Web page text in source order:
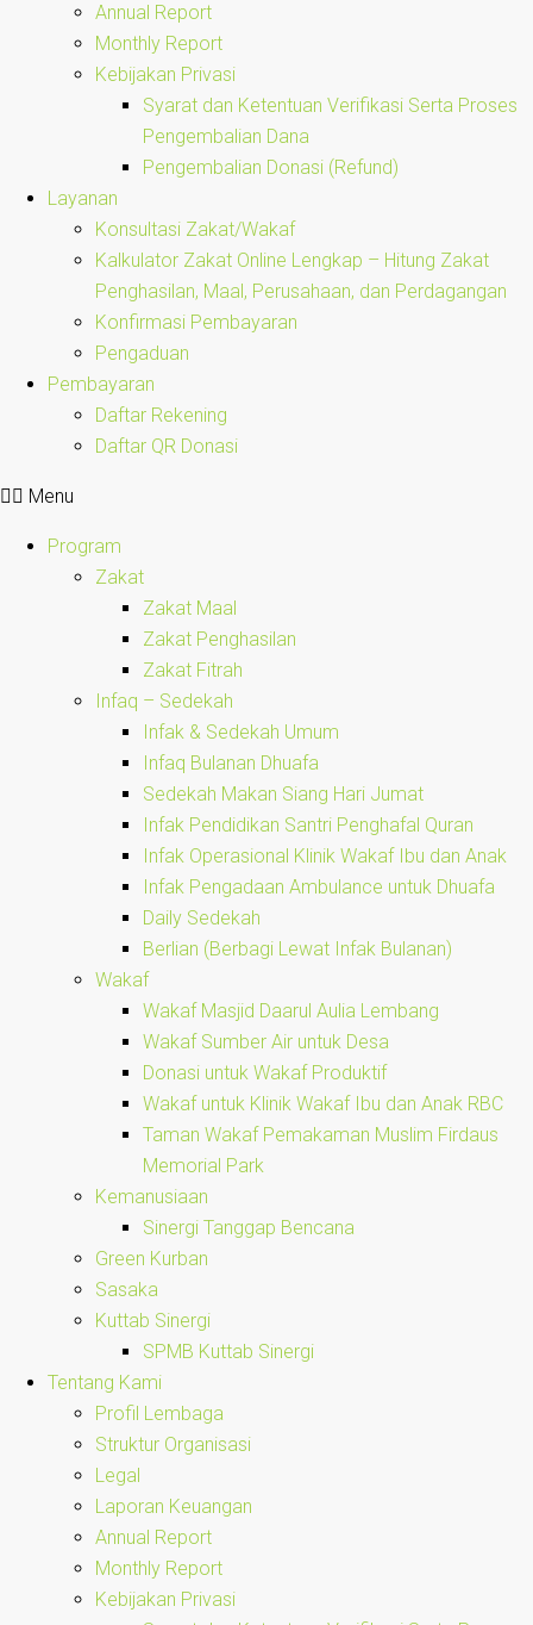
Annual Report
Monthly Report
Kebijakan Privasi
Syarat dan Ketentuan Verifikasi Serta Proses
Pengembalian Dana
Pengembalian Donasi (Refund)
Layanan
Konsultasi Zakat/Wakaf
Kalkulator Zakat Online Lengkap – Hitung Zakat
Penghasilan, Maal, Perusahaan, dan Perdagangan
Konfirmasi Pembayaran
Pengaduan
Pembayaran
Daftar Rekening
Daftar QR Donasi
Menu
Program
Zakat
Zakat Maal
Zakat Penghasilan
Zakat Fitrah
Infaq – Sedekah
Infak & Sedekah Umum
Infaq Bulanan Dhuafa
Sedekah Makan Siang Hari Jumat
Infak Pendidikan Santri Penghafal Quran
Infak Operasional Klinik Wakaf Ibu dan Anak
Infak Pengadaan Ambulance untuk Dhuafa
Daily Sedekah
Berlian (Berbagi Lewat Infak Bulanan)
Wakaf
Wakaf Masjid Daarul Aulia Lembang
Wakaf Sumber Air untuk Desa
Donasi untuk Wakaf Produktif
Wakaf untuk Klinik Wakaf Ibu dan Anak RBC
Taman Wakaf Pemakaman Muslim Firdaus
Memorial Park
Kemanusiaan
Sinergi Tanggap Bencana
Green Kurban
Sasaka
Kuttab Sinergi
SPMB Kuttab Sinergi
Tentang Kami
Profil Lembaga
Struktur Organisasi
Legal
Laporan Keuangan
Annual Report
Monthly Report
Kebijakan Privasi